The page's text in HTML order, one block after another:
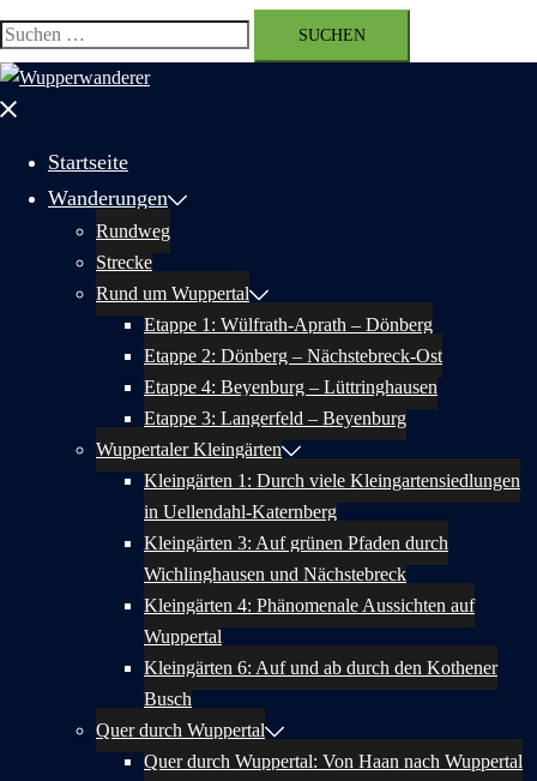
Suchen
nach:
Menü
Startseite
Wanderungen
Rundweg
Strecke
Rund um Wuppertal
Etappe 1: Wülfrath-Aprath – Dönberg
Etappe 2: Dönberg – Nächstebreck-Ost
Etappe 4: Beyenburg – Lüttringhausen
Etappe 3: Langerfeld – Beyenburg
Wuppertaler Kleingärten
Kleingärten 1: Durch viele Kleingartensiedlungen
in Uellendahl-Katernberg
Kleingärten 3: Auf grünen Pfaden durch
Wichlinghausen und Nächstebreck
Kleingärten 4: Phänomenale Aussichten auf
Wuppertal
Kleingärten 6: Auf und ab durch den Kothener
Busch
Quer durch Wuppertal
Quer durch Wuppertal: Von Haan nach Wuppertal